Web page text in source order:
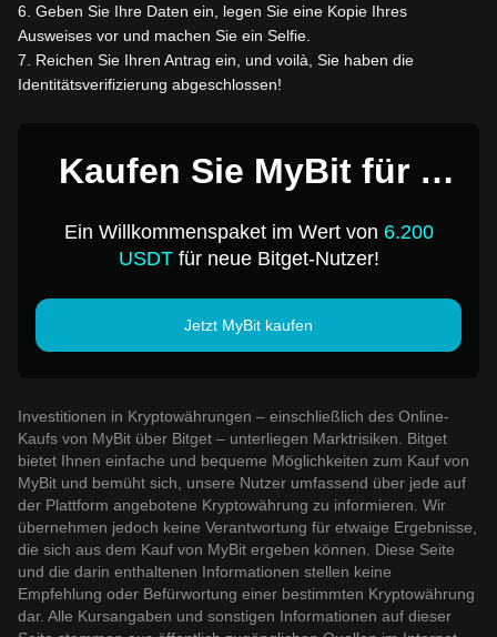
6 Geben Sie Ihre Daten ein, legen Sie eine Kopie Ihres
Ausweises vor und machen Sie ein Selfie.
7
Reichen Sie Ihren Antrag ein, und voilà, Sie haben die
Identitätsverifizierung abgeschlossen!
Kaufen Sie MyBit für 1
Ein Willkommenspaket im Wert von 6.200
USDTfür neue Bitget-Nutzer!
Jetzt MyBit kaufen
Investitionen in Kryptowährungen – einschließlich des Online-
Kaufs von MyBit über Bitget – unterliegen Marktrisiken. Bitget
bietet Ihnen einfache und bequeme Möglichkeiten zum Kauf von
MyBit und bemüht sich, unsere Nutzer umfassend über jede auf
der Plattform angebotene Kryptowährung zu informieren. Wir
übernehmen jedoch keine Verantwortung für etwaige Ergebnisse,
die sich aus dem Kauf von MyBit ergeben können. Diese Seite
und die darin enthaltenen Informationen stellen keine
Empfehlung oder Befürwortung einer bestimmten Kryptowährung
dar. Alle Kursangaben und sonstigen Informationen auf dieser